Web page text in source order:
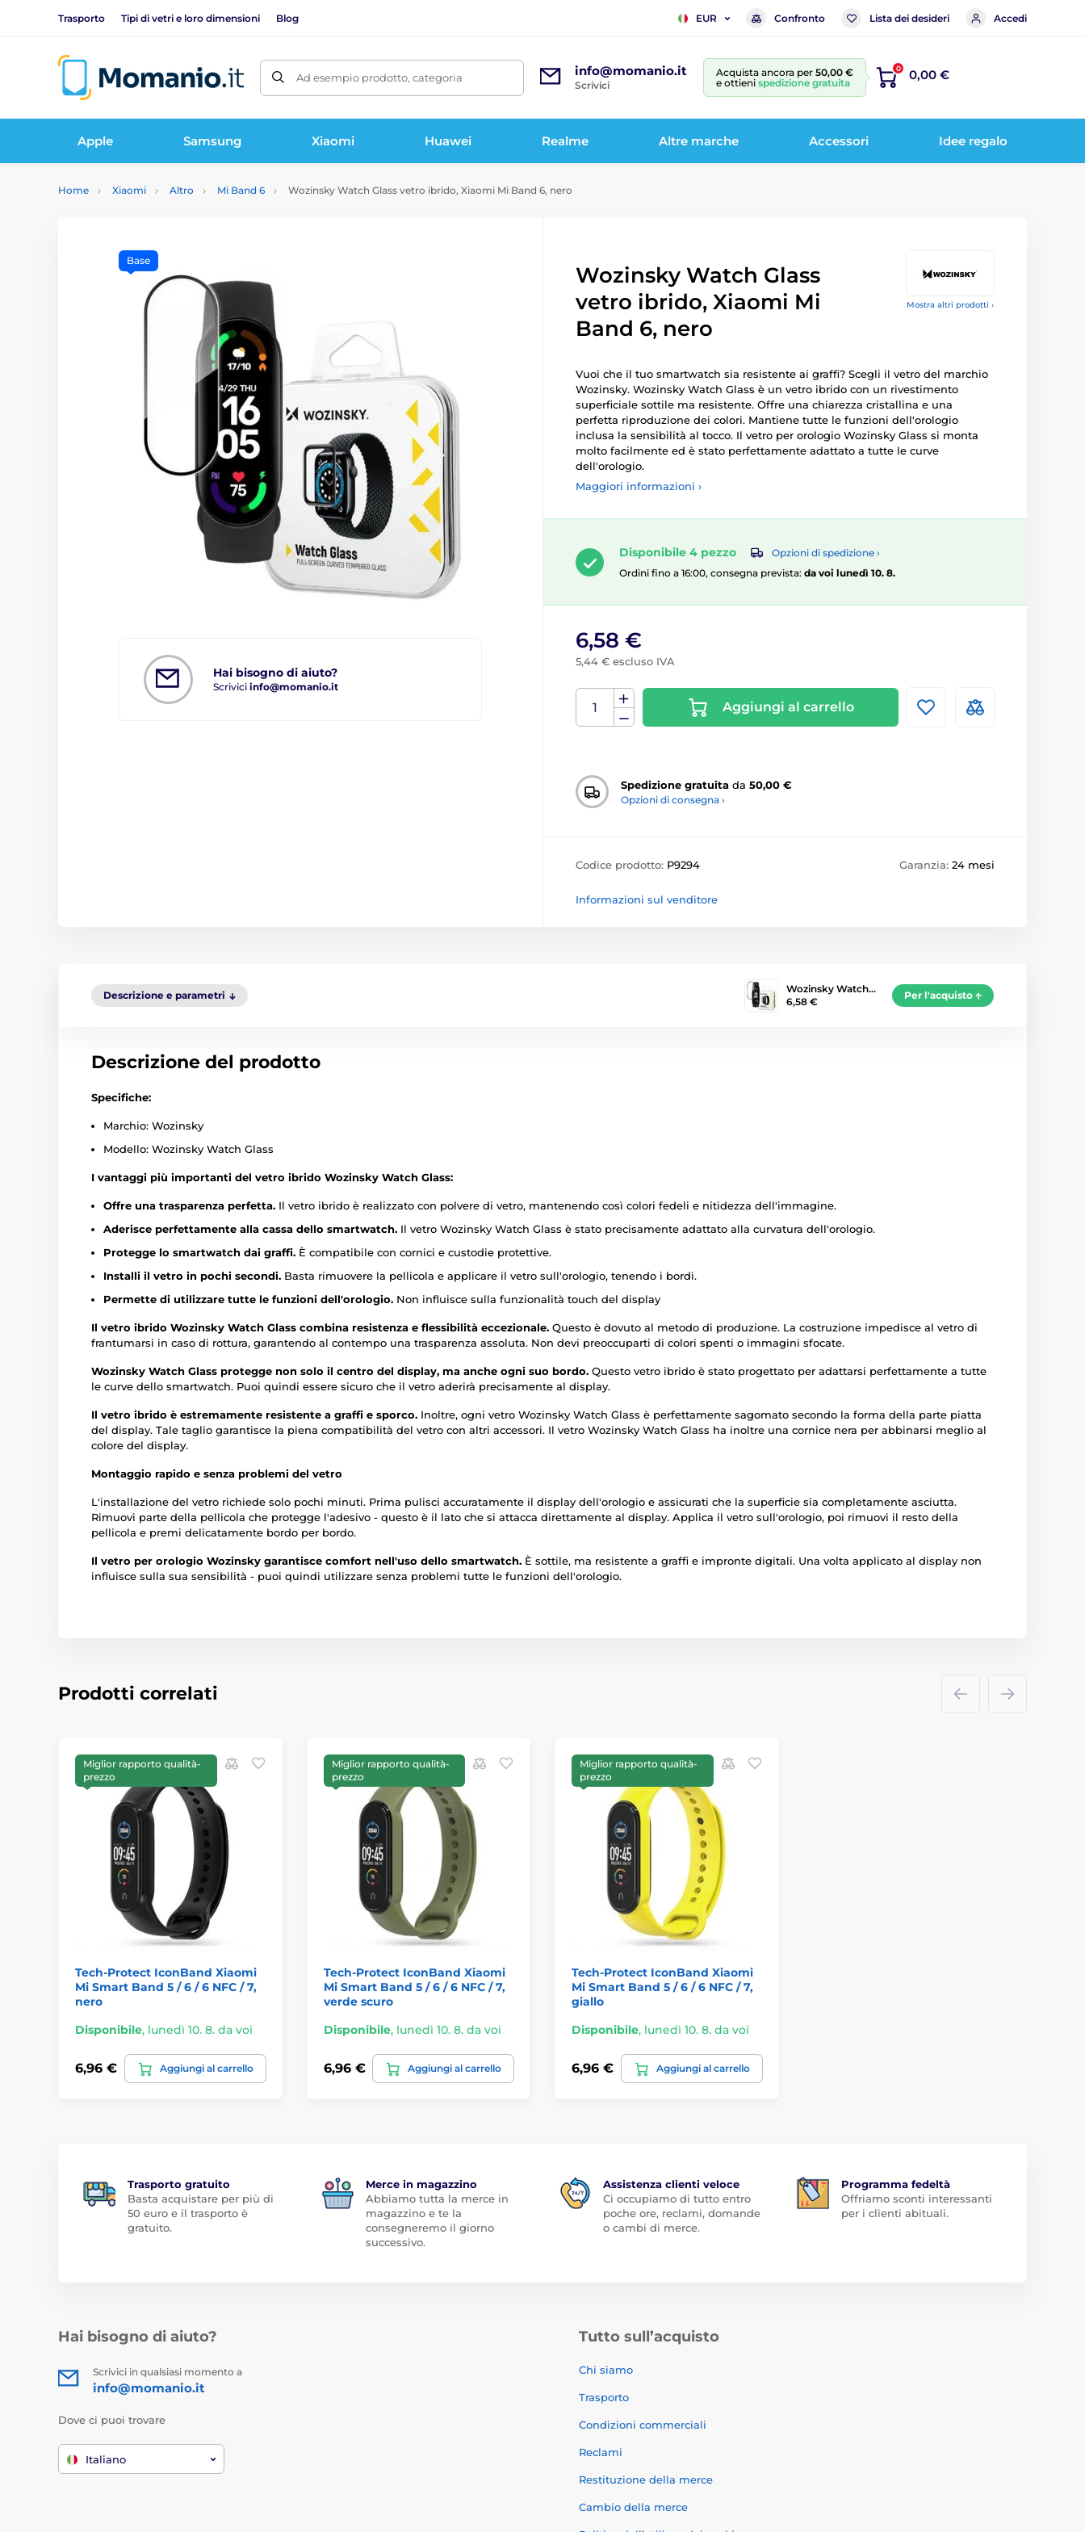
Trasporto Tipi di vetri e loro dimensioni Blog EUR Confronto Lista dei desideri Accedi
Ad esempio prodotto, categoria info@momanio.it
Scrivici
Acquista ancora per 50,00 €
e ottieni spedizione gratuita
0 0,00 €
Apple Samsung Xiaomi Huawei Realme Altre marche Accessori Idee regalo
Home Xiaomi Altro Mi Band 6 Wozinsky Watch Glass vetro ibrido, Xiaomi Mi Band 6, nero
Mostra altri prodotti ›
Hai bisogno di aiuto?
Scrivici info@momanio.it
Base
Wozinsky Watch Glass
vetro ibrido, Xiaomi Mi
Band 6, nero
Vuoi che il tuo smartwatch sia resistente ai graffi? Scegli il vetro del marchio
Wozinsky. Wozinsky Watch Glass è un vetro ibrido con un rivestimento
superficiale sottile ma resistente. Offre una chiarezza cristallina e una
perfetta riproduzione dei colori. Mantiene tutte le funzioni dell'orologio
inclusa la sensibilità al tocco. Il vetro per orologio Wozinsky Glass si monta
molto facilmente ed è stato perfettamente adattato a tutte le curve
dell'orologio.
Maggiori informazioni ›
Disponibile 4 pezzo
Opzioni di spedizione ›
Ordini fino a 16:00, consegna prevista: da voi lunedì 10. 8.
6,58 €
5,44 € escluso IVA
Aggiungi al carrello
Spedizione gratuita da 50,00 €
Opzioni di consegna ›
Codice prodotto: P9294 Garanzia: 24 mesi
Informazioni sul venditore
Descrizione e parametri
Wozinsky Watch…
6,58 €
Per l'acquisto
Descrizione del prodotto
Specifiche:
Marchio: Wozinsky
Modello: Wozinsky Watch Glass
I vantaggi più importanti del vetro ibrido Wozinsky Watch Glass:
Offre una trasparenza perfetta. Il vetro ibrido è realizzato con polvere di vetro, mantenendo così colori fedeli e nitidezza dell'immagine.
Aderisce perfettamente alla cassa dello smartwatch. Il vetro Wozinsky Watch Glass è stato precisamente adattato alla curvatura dell'orologio.
Protegge lo smartwatch dai graffi. È compatibile con cornici e custodie protettive.
Installi il vetro in pochi secondi. Basta rimuovere la pellicola e applicare il vetro sull'orologio, tenendo i bordi.
Permette di utilizzare tutte le funzioni dell'orologio. Non influisce sulla funzionalità touch del display
Il vetro ibrido Wozinsky Watch Glass combina resistenza e flessibilità eccezionale. Questo è dovuto al metodo di produzione. La costruzione impedisce al vetro di
frantumarsi in caso di rottura, garantendo al contempo una trasparenza assoluta. Non devi preoccuparti di colori spenti o immagini sfocate.
Wozinsky Watch Glass protegge non solo il centro del display, ma anche ogni suo bordo. Questo vetro ibrido è stato progettato per adattarsi perfettamente a tutte
le curve dello smartwatch. Puoi quindi essere sicuro che il vetro aderirà precisamente al display.
Il vetro ibrido è estremamente resistente a graffi e sporco. Inoltre, ogni vetro Wozinsky Watch Glass è perfettamente sagomato secondo la forma della parte piatta
del display. Tale taglio garantisce la piena compatibilità del vetro con altri accessori. Il vetro Wozinsky Watch Glass ha inoltre una cornice nera per abbinarsi meglio al
colore del display.
Montaggio rapido e senza problemi del vetro
L'installazione del vetro richiede solo pochi minuti. Prima pulisci accuratamente il display dell'orologio e assicurati che la superficie sia completamente asciutta.
Rimuovi parte della pellicola che protegge l'adesivo - questo è il lato che si attacca direttamente al display. Applica il vetro sull'orologio, poi rimuovi il resto della
pellicola e premi delicatamente bordo per bordo.
Il vetro per orologio Wozinsky garantisce comfort nell'uso dello smartwatch. È sottile, ma resistente a graffi e impronte digitali. Una volta applicato al display non
influisce sulla sua sensibilità - puoi quindi utilizzare senza problemi tutte le funzioni dell'orologio.
Prodotti correlati
Miglior rapporto qualità-
prezzo
Tech-Protect IconBand Xiaomi
Mi Smart Band 5 / 6 / 6 NFC / 7,
nero
Disponibile, lunedì 10. 8. da voi
6,96 € Aggiungi al carrello
Miglior rapporto qualità-
prezzo
Tech-Protect IconBand Xiaomi
Mi Smart Band 5 / 6 / 6 NFC / 7,
verde scuro
Disponibile, lunedì 10. 8. da voi
6,96 € Aggiungi al carrello
Miglior rapporto qualità-
prezzo
Tech-Protect IconBand Xiaomi
Mi Smart Band 5 / 6 / 6 NFC / 7,
giallo
Disponibile, lunedì 10. 8. da voi
6,96 € Aggiungi al carrello
Trasporto gratuito
Basta acquistare per più di
50 euro e il trasporto è
gratuito.
Merce in magazzino
Abbiamo tutta la merce in
magazzino e te la
consegneremo il giorno
successivo.
Assistenza clienti veloce
Ci occupiamo di tutto entro
poche ore, reclami, domande
o cambi di merce.
Programma fedeltà
Offriamo sconti interessanti
per i clienti abituali.
Hai bisogno di aiuto?
Scrivici in qualsiasi momento a
info@momanio.it
Dove ci puoi trovare
Italiano
Tutto sull’acquisto
Chi siamo
Trasporto
Condizioni commerciali
Reclami
Restituzione della merce
Cambio della merce